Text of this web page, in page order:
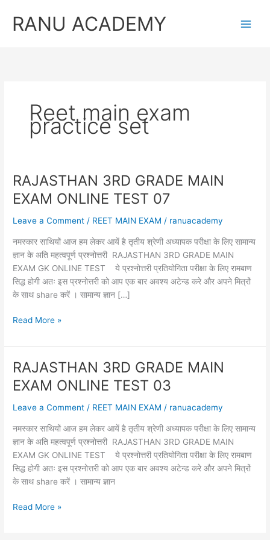
contentRANU ACADEMY
Reet main exam
practice set
RAJASTHAN 3RD GRADE MAIN
EXAM ONLINE TEST 07
Leave a Comment / REET MAIN EXAM / ranuacademy
नमस्कार साथियों आज हम लेकर आयें है तृतीय श्रेणी अध्यापक परीक्षा के लिए सामान्य
ज्ञान के अति महत्वपूर्ण प्रश्नोत्तरी RAJASTHAN 3RD GRADE MAIN
EXAM GK ONLINE TEST ये प्रश्नोत्तरी प्रतियोगिता परीक्षा के लिए रामबाण
सिद्ध होगी अतः इस प्रश्नोत्तरी को आप एक बार अवश्य अटेन्ड करे और अपने मित्रों
के साथ share करें । सामान्य ज्ञान […]
RAJASTHAN
GRADE
MAIN
EXAM
ONLINE
07
Read More »
RAJASTHAN 3RD GRADE MAIN
EXAM ONLINE TEST 03
Leave a Comment / REET MAIN EXAM / ranuacademy
नमस्कार साथियों आज हम लेकर आयें है तृतीय श्रेणी अध्यापक परीक्षा के लिए सामान्य
ज्ञान के अति महत्वपूर्ण प्रश्नोत्तरी RAJASTHAN 3RD GRADE MAIN
EXAM GK ONLINE TEST ये प्रश्नोत्तरी प्रतियोगिता परीक्षा के लिए रामबाण
सिद्ध होगी अतः इस प्रश्नोत्तरी को आप एक बार अवश्य अटेन्ड करे और अपने मित्रों
के साथ share करें । सामान्य ज्ञान
RAJASTHAN
Read More »